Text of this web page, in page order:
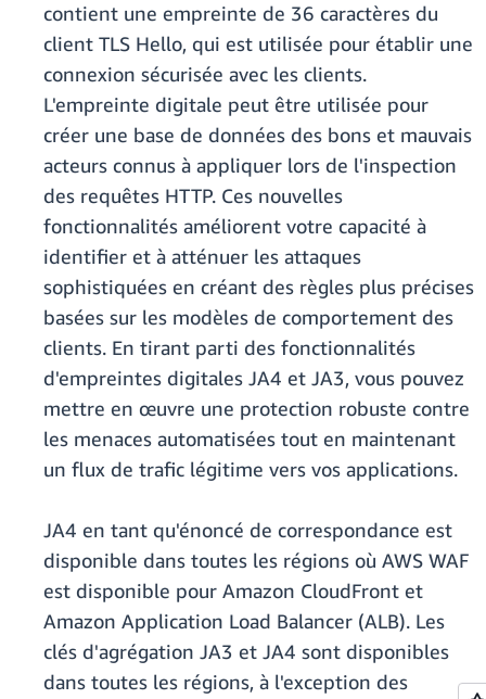
contient une empreinte de 36 caractères du
client TLS Hello, qui est utilisée pour établir une
connexion sécurisée avec les clients.
L'empreinte digitale peut être utilisée pour
créer une base de données des bons et mauvais
acteurs connus à appliquer lors de l'inspection
des requêtes HTTP. Ces nouvelles
fonctionnalités améliorent votre capacité à
identifier et à atténuer les attaques
sophistiquées en créant des règles plus précises
basées sur les modèles de comportement des
clients. En tirant parti des fonctionnalités
d'empreintes digitales JA4 et JA3, vous pouvez
mettre en œuvre une protection robuste contre
les menaces automatisées tout en maintenant
un flux de trafic légitime vers vos applications.
JA4 en tant qu'énoncé de correspondance est
disponible dans toutes les régions où AWS WAF
est disponible pour Amazon CloudFront et
Amazon Application Load Balancer (ALB). Les
clés d'agrégation JA3 et JA4 sont disponibles
dans toutes les régions, à l'exception des